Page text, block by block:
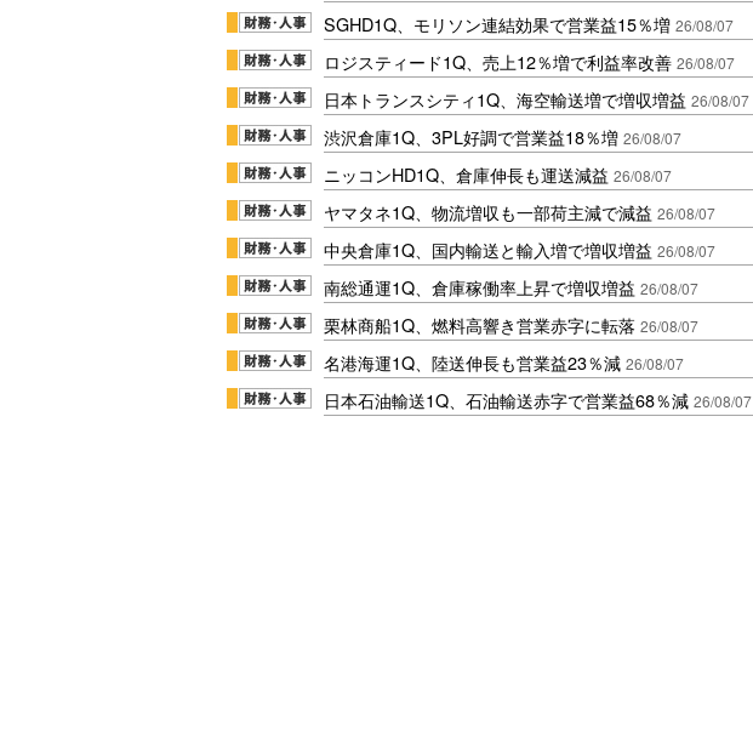
SGHD1Q、モリソン連結効果で営業益15％増 26/08/07
ロジスティード1Q、売上12％増で利益率改善 26/08/07
日本トランスシティ1Q、海空輸送増で増収増益 26/08/07
渋沢倉庫1Q、3PL好調で営業益18％増 26/08/07
ニッコンHD1Q、倉庫伸長も運送減益 26/08/07
ヤマタネ1Q、物流増収も一部荷主減で減益 26/08/07
中央倉庫1Q、国内輸送と輸入増で増収増益 26/08/07
南総通運1Q、倉庫稼働率上昇で増収増益 26/08/07
栗林商船1Q、燃料高響き営業赤字に転落 26/08/07
名港海運1Q、陸送伸長も営業益23％減 26/08/07
日本石油輸送1Q、石油輸送赤字で営業益68％減 26/08/07